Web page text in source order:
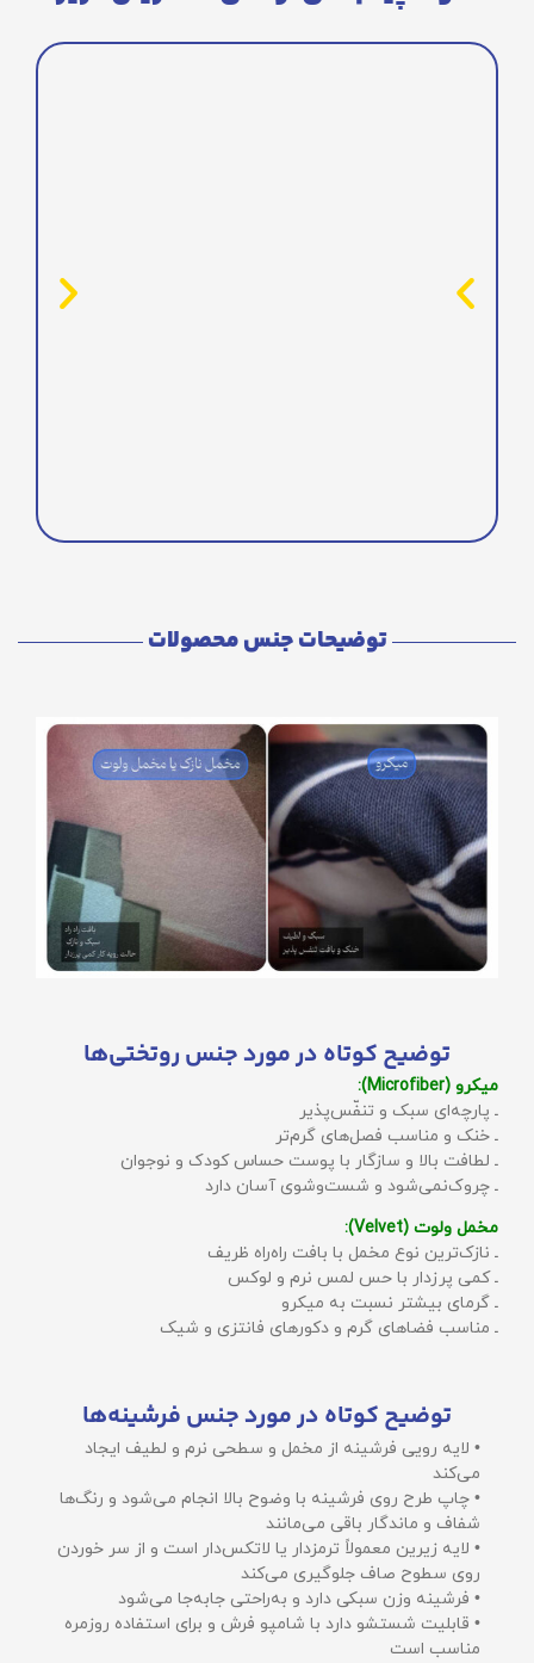
توضیحات جنس محصولات
توضیح کوتاه در مورد جنس روتختی‌ها
میکرو (Microfiber):
ـ پارچه‌ای سبک و تنفّس‌پذیر
ـ خنک و مناسب فصل‌های گرم‌تر
ـ لطافت بالا و سازگار با پوست حساس کودک و نوجوان
ـ چروک‌نمی‌شود و شست‌وشوی آسان دارد
مخمل ولوت (Velvet):
ـ نازک‌ترین نوع مخمل با بافت راه‌راه ظریف
ـ کمی پرزدار با حس لمس نرم و لوکس
ـ گرمای بیشتر نسبت به میکرو
ـ مناسب فضاهای گرم و دکورهای فانتزی و شیک
توضیح کوتاه در مورد جنس فرشینه‌ها
• لایه رویی فرشینه از مخمل و سطحی نرم و لطیف ایجاد
می‌کند
• چاپ طرح روی فرشینه با وضوح بالا انجام می‌شود و رنگ‌ها
شفاف و ماندگار باقی می‌مانند
• لایه زیرین معمولاً ترمزدار یا لاتکس‌دار است و از سر خوردن
روی سطوح صاف جلوگیری می‌کند
• فرشینه وزن سبکی دارد و به‌راحتی جابه‌جا می‌شود
• قابلیت شستشو دارد با شامپو فرش و برای استفاده روزمره
مناسب است